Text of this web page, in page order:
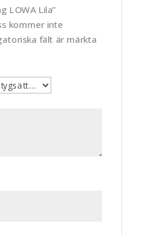
LOWA Lila”
kommer inte
fält är märkta